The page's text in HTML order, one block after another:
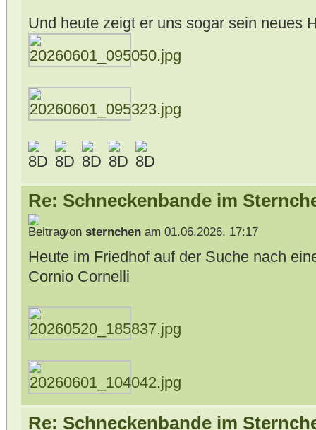
Und heute zeigt er uns sogar sein neues
Re: Schneckenbande im
von sternchenam 01.06.2026, 17:17
Heute im Friedhof auf der Suche nach
Cornio Cornelli
Re: Schneckenbande im